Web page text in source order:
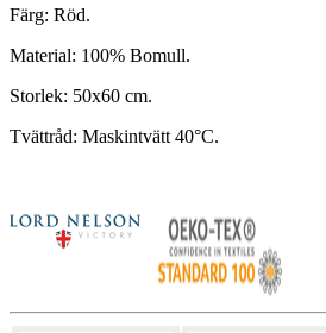
Färg: Röd.
Material: 100% Bomull.
Storlek: 50x60 cm.
Tvättråd: Maskintvätt 40°C.